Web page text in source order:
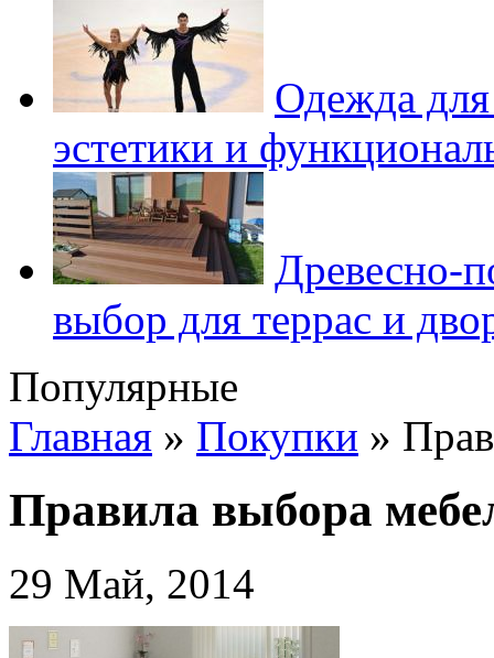
Одежда для
эстетики и
Древесно-
выбор для террас и
Популярные
Главная » Покупки »
Правила выбора
29 Май, 2014